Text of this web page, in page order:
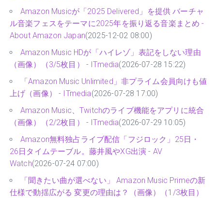
Amazon Musicが「2025 Delivered」を提供 バーチャ
ル音楽フェスをテーマに2025年を振り返る音楽まとめ -
About Amazon Japan(2025-12-02 08:00)
Amazon Music HDが「ハイレゾ」表記をしない理由
（画像）（3/5枚目） - ITmedia(2026-07-28 15:22)
「Amazon Music Unlimited」非プライム会員向けも値
上げ（画像） - ITmedia(2026-07-28 17:00)
Amazon Music、Twitchのライブ機能をアプリに統合
（画像）（2/2枚目） - ITmedia(2026-07-29 10:05)
Amazon無料独占ライブ配信「フジロック」25日・
26日タイムテーブル。藤井風やXG出演 - AV
Watch(2026-07-24 07:00)
「聞きたい曲が選べない」 Amazon Music Primeの新
仕様で動揺広がる 変更の理由は？（画像）（1/3枚目）